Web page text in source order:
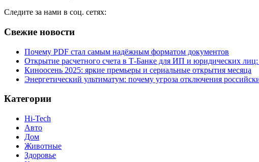
Следите за нами в соц. сетях:
Свежие новости
Почему PDF стал самым надёжным форматом документов
Открытие расчетного счета в Т-Банке для ИП и юридических
Киноосень 2025: яркие премьеры и сериальные открытия месяца
Энергетический ультиматум: почему угроза отключения
Категории
Hi-Tech
Авто
Дом
Животные
Здоровье